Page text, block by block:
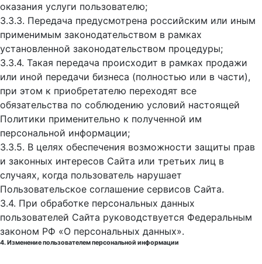
оказания услуги пользователю;
3.3.3. Передача предусмотрена российским или иным
применимым законодательством в рамках
установленной законодательством процедуры;
3.3.4. Такая передача происходит в рамках продажи
или иной передачи бизнеса (полностью или в части),
при этом к приобретателю переходят все
обязательства по соблюдению условий настоящей
Политики применительно к полученной им
персональной информации;
3.3.5. В целях обеспечения возможности защиты прав
и законных интересов Сайта или третьих лиц в
случаях, когда пользователь нарушает
Пользовательское соглашение сервисов Сайта.
3.4. При обработке персональных данных
пользователей Сайта руководствуется Федеральным
законом РФ «О персональных данных».
4. Изменение пользователем персональной информации